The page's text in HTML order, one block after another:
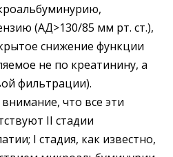
(АД>130/85 мм рт. ст.),
снижение функции
не по креатинину, а
фильтрации).
что все эти
II стадии
I стадия, как известно,